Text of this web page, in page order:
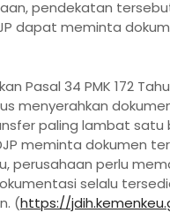
pendekatan
dapat meminta
Pasal 34 PMK 172
menyerahkan
paling lambat satu
meminta dokumen
perusahaan perlu
selalu
(https://